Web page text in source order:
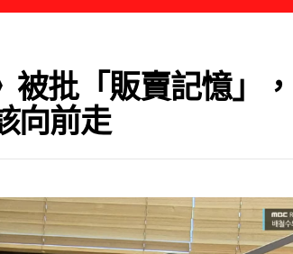
批「販賣記憶」
向前走